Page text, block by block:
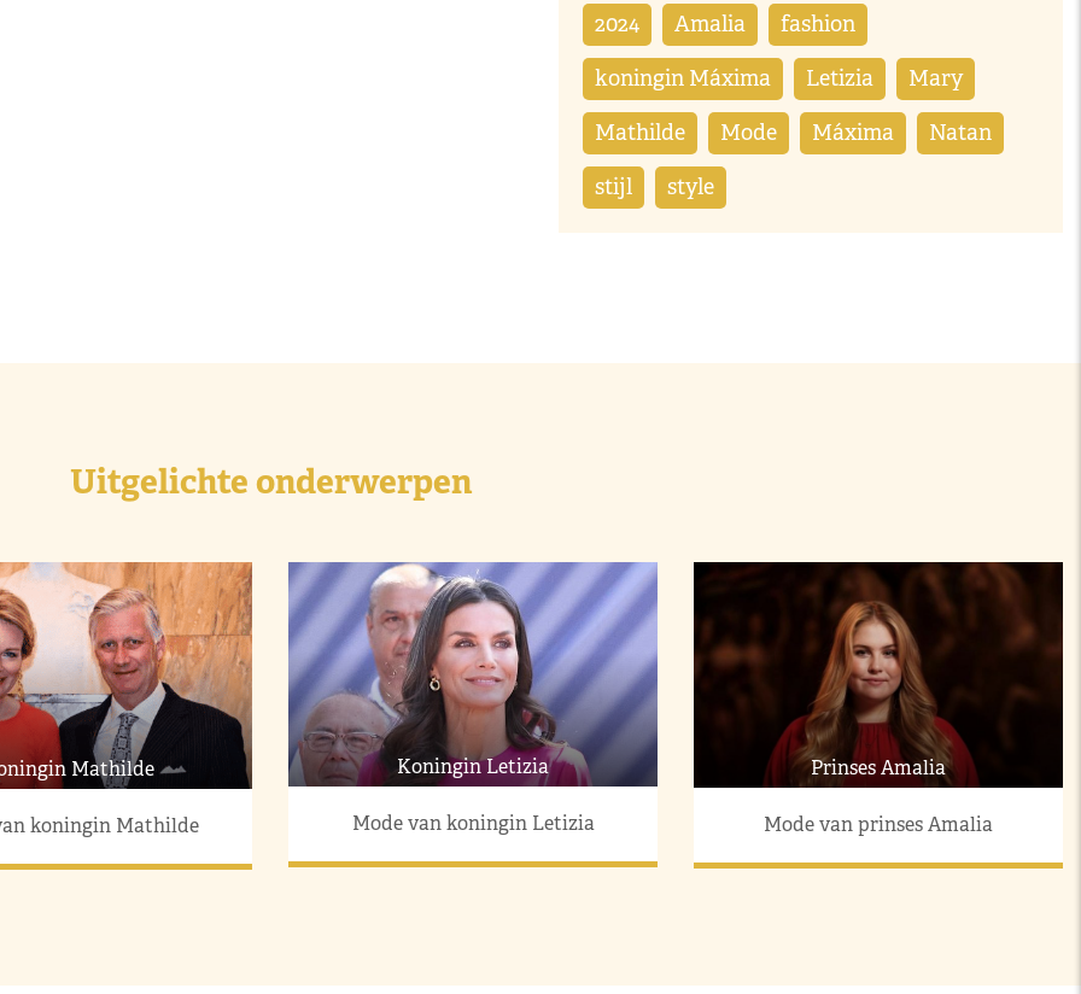
2024 Amalia fashion
koningin Máxima Letizia Mary
Mathilde Mode Máxima Natan
stijl style
Uitgelichte onderwerpen
Mathilde
koningin Mathilde
Koningin Letizia
Mode van koningin Letizia
Prinses Amalia
Mode van prinses Amalia